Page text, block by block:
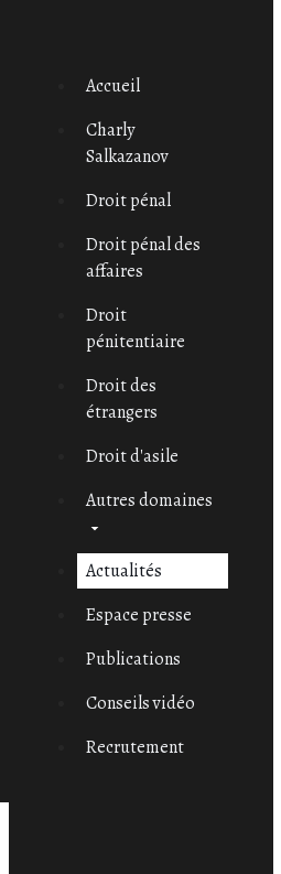
Accueil
Charly
Salkazanov
Droit pénal
Droit pénal des
affaires
Droit
pénitentiaire
Droit des
étrangers
Droit d'asile
Autres domaines
Actualités
Espace presse
Publications
Conseils vidéo
Recrutement